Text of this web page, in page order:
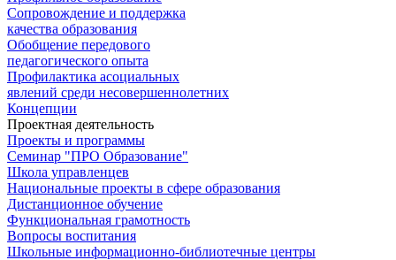
Сопровождение и поддержка
качества образования
Обобщение передового
педагогического опыта
Профилактика асоциальных
явлений среди несовершеннолетних
Концепции
Проектная деятельность
Проекты и программы
Семинар "ПРО Образование"
Школа управленцев
Национальные проекты в сфере образования
Дистанционное обучение
Функциональная грамотность
Вопросы воспитания
Школьные информационно-библиотечные центры